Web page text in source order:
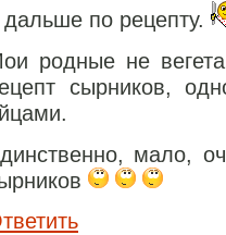
дальше по рецепту.
родные не
сырников,
мало,